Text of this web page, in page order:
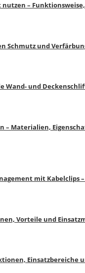
–
Schmutz und
Wand- und
– Materialien,
mit Kabelclips
Vorteile und
Einsatzbereiche